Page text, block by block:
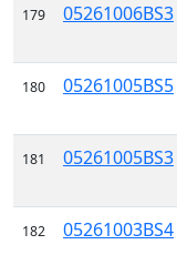
179 05261006BS3
180 05261005BS5
181 05261005BS3
182 05261003BS4